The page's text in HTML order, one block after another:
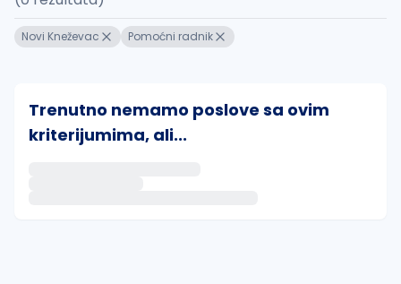
Novi Kneževac Pomoćni radnik
Trenutno nemamo poslove sa ovim
kriterijumima, ali...